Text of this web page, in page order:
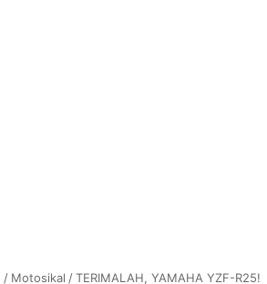
/ Motosikal /TERIMALAH, YAMAHA YZF-R25!